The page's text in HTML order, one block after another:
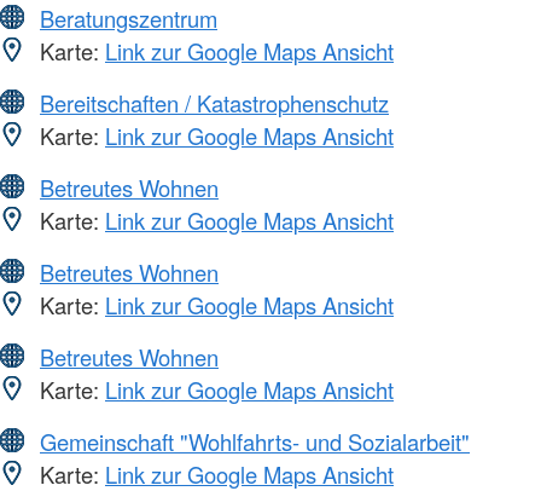
Beratungszentrum
Karte: Link zur Google Maps Ansicht
Bereitschaften / Katastrophenschutz
Karte: Link zur Google Maps Ansicht
Betreutes Wohnen
Karte: Link zur Google Maps Ansicht
Betreutes Wohnen
Karte: Link zur Google Maps Ansicht
Betreutes Wohnen
Karte: Link zur Google Maps Ansicht
Gemeinschaft "Wohlfahrts- und Sozialarbeit"
Karte: Link zur Google Maps Ansicht